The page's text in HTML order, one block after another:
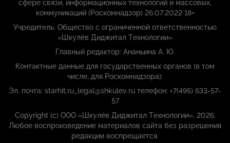
сфере связи, информационных технологий и массовых,
коммуникаций (Роскомнадзор) 26.07.2022 18+
Учредитель: Общество с ограниченной ответственностью
«Шкулёв Диджитал Технологии»
Главный редактор: Ананьина А. Ю.
Контактные данные для государственных органов (в том
числе, для Роскомнадзора):
Эл. почта: starhit.ru_legal@shkulev.ru телефон: +7(495) 633-57-
57
Copyright (с) ООО «Шкулёв Диджитал Технологии», 2026.
Любое воспроизведение материалов сайта без разрешения
редакции воспрещается.